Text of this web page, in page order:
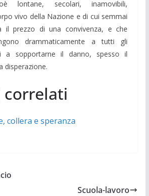
lontane, secolari, inamovibili,
vivo della Nazione e di cui semmai
il prezzo di una convivenza, e che
drammaticamente a tutti gli
a sopportarne il danno, spesso il
disperazione.
collera e speranza
Scuola-lavoro